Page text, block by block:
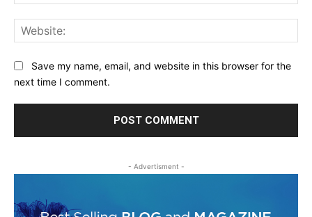
Save my name, email, and website in this browser for the
next time I comment.
- Advertisment -